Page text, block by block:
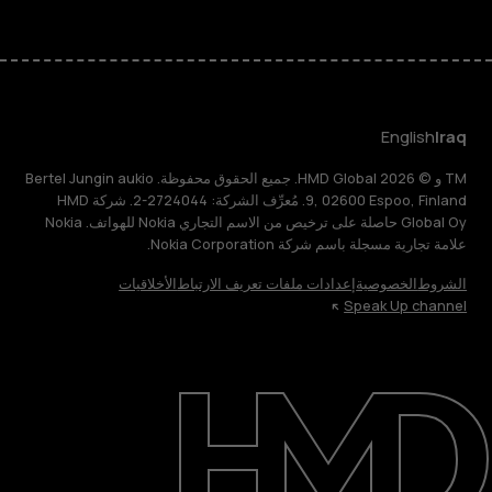
حول
الدعم
Iraq
English
TM و © 2026 HMD Global. جميع الحقوق محفوظة. Bertel Jungin aukio
9, 02600 Espoo, Finland. مُعرِّف الشركة: 2724044-2. شركة HMD
Global Oy حاصلة على ترخيص من الاسم التجاري Nokia للهواتف. Nokia
علامة تجارية مسجلة باسم شركة Nokia Corporation.
الشروطالخصوصيةإعدادات ملفات تعريف الارتباطالأخلاقيات
Speak Up channel